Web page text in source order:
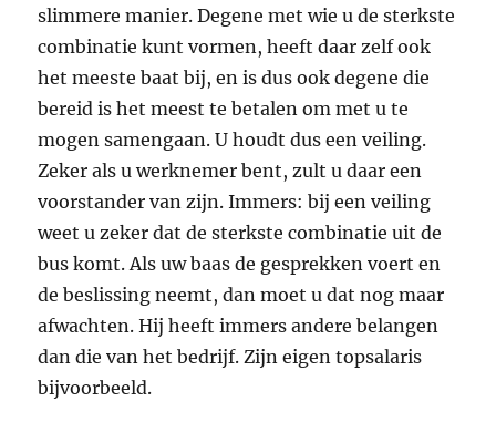
slimmere manier. Degene met wie u de sterkste
combinatie kunt vormen, heeft daar zelf ook
het meeste baat bij, en is dus ook degene die
bereid is het meest te betalen om met u te
mogen samengaan. U houdt dus een veiling.
Zeker als u werknemer bent, zult u daar een
voorstander van zijn. Immers: bij een veiling
weet u zeker dat de sterkste combinatie uit de
bus komt. Als uw baas de gesprekken voert en
de beslissing neemt, dan moet u dat nog maar
afwachten. Hij heeft immers andere belangen
dan die van het bedrijf. Zijn eigen topsalaris
bijvoorbeeld.